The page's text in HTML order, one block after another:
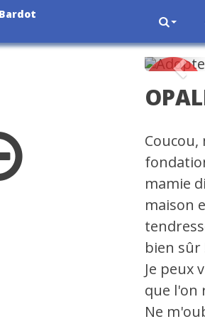
Coucou,
mamie
maison
bien sûr
Je peux
que l'on
Ne